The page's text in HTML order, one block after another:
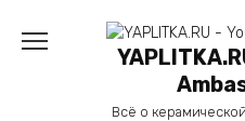
содержанию
Всё о